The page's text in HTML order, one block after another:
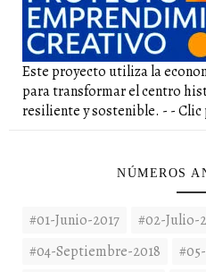
Este proyecto utiliza la
para transformar el centro
resiliente y sostenible. - -
NÚMEROS
#01-Junio-2017 #02-Julio-
#04-Septiembre-2018